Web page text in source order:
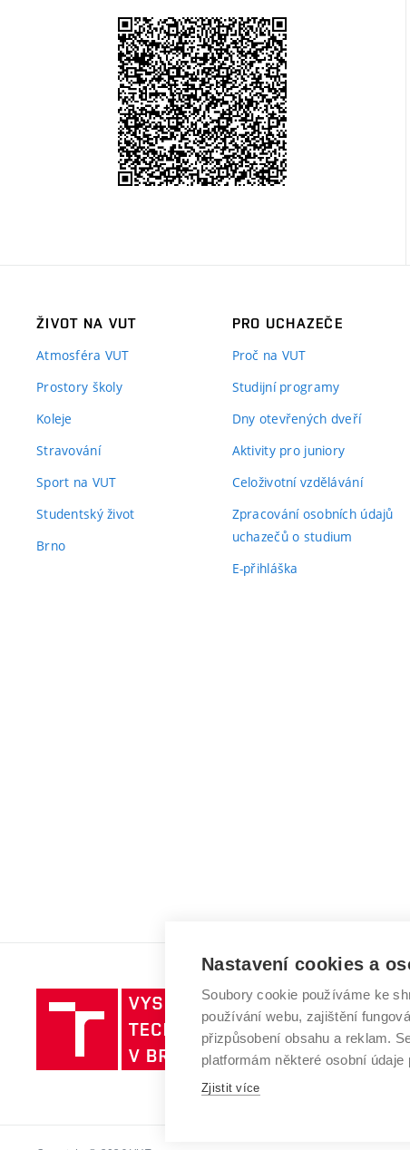
ŽIVOT NA VUT
Atmosféra VUT
Prostory školy
Koleje
Stravování
Sport na VUT
Studentský život
Brno
PRO UCHAZEČE
Proč na VUT
Studijní programy
Dny otevřených dveří
Aktivity pro juniory
Celoživotní vzdělávání
Zpracování osobních údajů
uchazečů o studium
E-přihláška
Vysoké
učení
technické
v
Nastavení cookies a
Soubory cookie používáme ke
používání webu, zajištění
přizpůsobení obsahu a reklam.
platformám některé osobní údaje
Zjistit více